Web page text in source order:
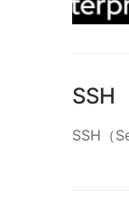
SSH
SSH（